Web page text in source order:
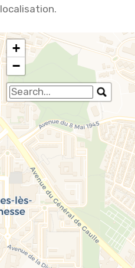
localisation.
+
−